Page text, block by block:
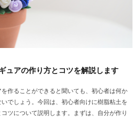
ュアの作り方とコツを解説します
作ることができると聞いても、初心者は何か
でしょう。今回は、初心者向けに樹脂粘土を
ツについて説明します。まずは、自分が作り